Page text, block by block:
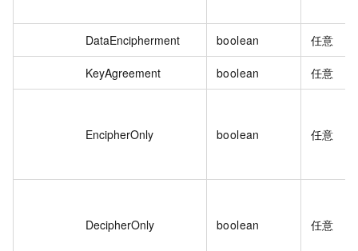
DataEncipherment boolean 任意
KeyAgreement boolean 任意
EncipherOnly boolean 任意
DecipherOnly boolean 任意